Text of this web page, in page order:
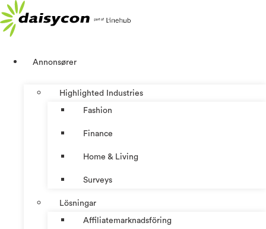
Hoppa
till
innehåll
Annonsører
Highlighted Industries
Fashion
Finance
Home & Living
Surveys
Lösningar
Affiliatemarknadsföring